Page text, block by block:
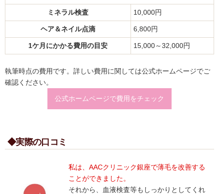
ミネラル検査 10,000円
ヘア＆ネイル点滴 6,800円
1ケ月にかかる費用の目安 15,000～32,000円
執筆時点の費用です。詳しい費用に関しては公式ホームページでご
確認ください。
公式ホームページで費用をチェック
◆実際の口コミ
私は、AACクリニック銀座で薄毛を改善する
ことができました。
それから、血液検査等もしっかりとしてくれ